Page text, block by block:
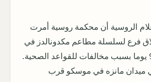
الروسية أن محكمة روسية أمرت
فرع لسلسلة مطاعم مكدونالدز في
موسكو لمدة 90 يوما بسبب مخالفات للقواعد الصحية.
ميدان مانزه في موسكو قرب